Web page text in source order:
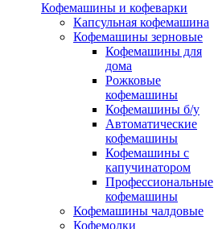
Кофемашины и кофеварки
Капсульная кофемашина
Кофемашины зерновые
Кофемашины для
дома
Рожковые
кофемашины
Кофемашины б/у
Автоматические
кофемашины
Кофемашины с
капучинатором
Профессиональные
кофемашины
Кофемашины чалдовые
Кофемолки